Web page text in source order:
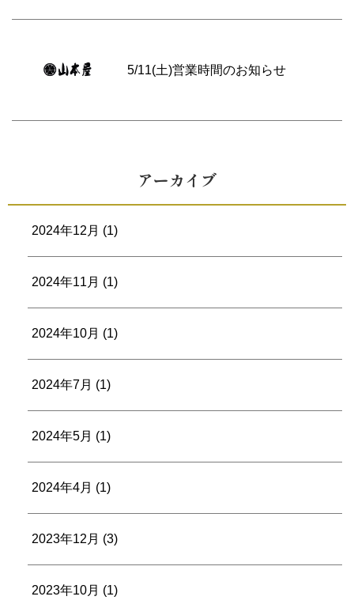
5/11(土)営業時間のお知らせ
アーカイブ
2024年12月 (1)
2024年11月 (1)
2024年10月 (1)
2024年7月 (1)
2024年5月 (1)
2024年4月 (1)
2023年12月 (3)
2023年10月 (1)